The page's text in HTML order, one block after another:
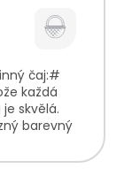
čaj:#
každá
je skvělá.
barevný